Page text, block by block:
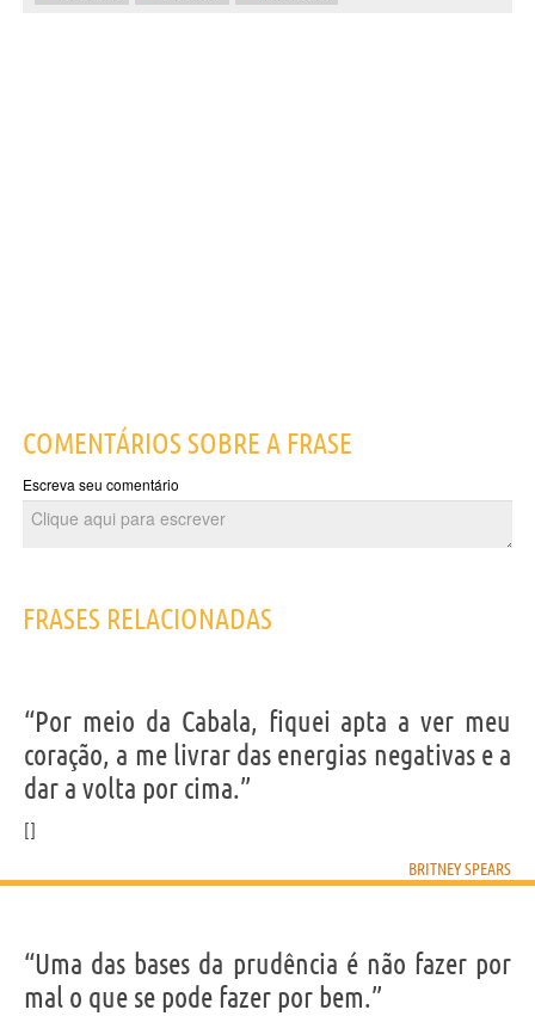
COMENTÁRIOS SOBRE A FRASE
Escreva seu comentário
FRASES RELACIONADAS
“Por meio da Cabala, fiquei apta a ver meu
coração, a me livrar das energias negativas e a
dar a volta por cima.”
BRITNEY SPEARS
“Uma das bases da prudência é não fazer por
mal o que se pode fazer por bem.”